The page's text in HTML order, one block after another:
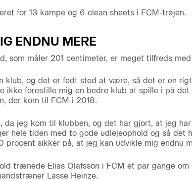
for 13 kampe og 6 clean sheets i FCM-trøjen.
ENDNU MERE
som måler 201 centimeter, er meget tilfreds
klub, og det er fedt sted at være, så det er en
ikke forestille mig en bedre klub at spille i på
der kom til FCM i 2018.
da jeg kom til klubben, og det har gjort, at jeg
hele tiden med to gode udlejeophold og så det
procent sikker på, at jeg kan udvikle mig endnu
trænede Elias Olafsson i FCM et par gange
Lasse Heinze.